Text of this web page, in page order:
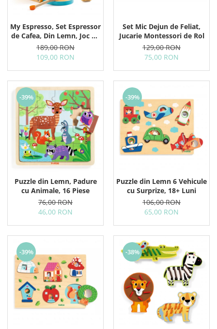
My Espresso, Set Espressor
de Cafea, Din Lemn, Joc de
Rol
189,00 RON
109,00 RON
Set Mic Dejun de Feliat,
Jucarie Montessori de Rol
129,00 RON
75,00 RON
-39%
Puzzle din Lemn, Padure
cu Animale, 16 Piese
76,00 RON
46,00 RON
-39%
Puzzle din Lemn 6 Vehicule
cu Surprize, 18+ Luni
106,00 RON
65,00 RON
-39% -38%